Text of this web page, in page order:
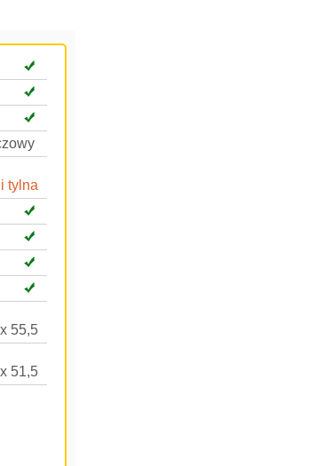
tylna
55,5
51,5